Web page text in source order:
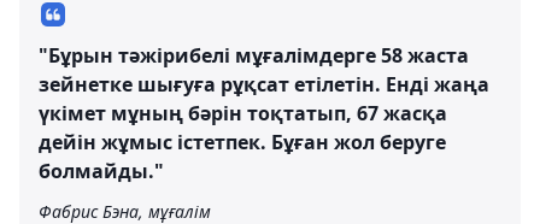
"Бұрын тәжірибелі мұғалімдерге 58 жаста
зейнетке шығуға рұқсат етілетін. Енді жаңа
үкімет мұның бәрін тоқтатып, 67 жасқа
дейін жұмыс істетпек. Бұған жол беруге
болмайды."
Фабрис Бэна, мұғалім